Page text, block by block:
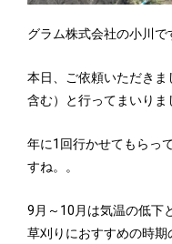
グラム株式会社の小川で
本日、ご依頼いただき
含む）と行ってまいりま
年に1回行かせてもらっ
すね。。
9月～10月は気温の低下
草刈りにおすすめの時期